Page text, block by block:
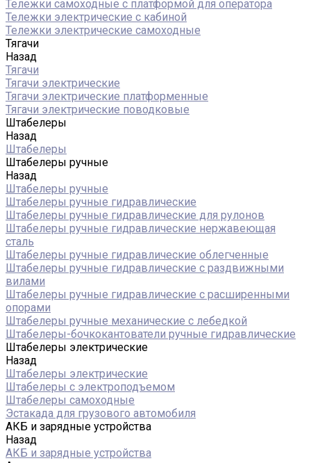
Тележки самоходные с платформой для оператора
Тележки электрические с кабиной
Тележки электрические самоходные
Тягачи
Назад
Тягачи
Тягачи электрические
Тягачи электрические платформенные
Тягачи электрические поводковые
Штабелеры
Назад
Штабелеры
Штабелеры ручные
Назад
Штабелеры ручные
Штабелеры ручные гидравлические
Штабелеры ручные гидравлические для рулонов
Штабелеры ручные гидравлические нержавеющая
сталь
Штабелеры ручные гидравлические облегченные
Штабелеры ручные гидравлические с раздвижными
вилами
Штабелеры ручные гидравлические с расширенными
опорами
Штабелеры ручные механические с лебедкой
Штабелеры-бочкокантователи ручные гидравлические
Штабелеры электрические
Назад
Штабелеры электрические
Штабелеры с электроподъемом
Штабелеры самоходные
Эстакада для грузового автомобиля
АКБ и зарядные устройства
Назад
АКБ и зарядные устройства